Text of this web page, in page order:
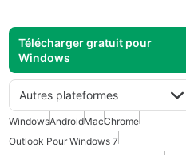
Télécharger gratuit pour
Windows
Autres plateformes
WindowsAndroidMacChrome
Outlook Pour Windows 7